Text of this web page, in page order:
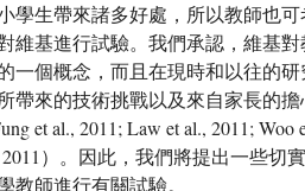
學生帶來諸多好處，所以教師也
維基進行試驗。我們承認，維基
一個概念，而且在現時和以往的
帶來的技術挑戰以及來自家長的擔
et al., 2011; Law et al., 2011; Woo
2011）。因此，我們將提出一些切
教師進行有關試驗。